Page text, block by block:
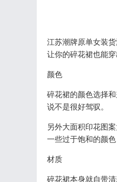
江苏潮牌原单女装
让你的碎花裙也能
颜色
碎花裙的颜色选择
说不是很好驾驭。
另外大面积印花图
一些过于饱和的颜
材质
碎花裙本身就自带